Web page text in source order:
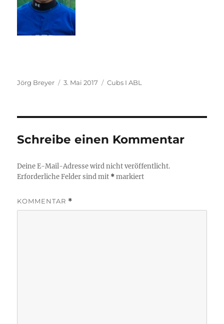
Autor
Jörg Breyer
Veröffentlicht
3. Mai 2017 Kategorien
Cubs I ABL
Schreibe einen Kommentar
Deine E-Mail-Adresse wird nicht veröffentlicht.
Erforderliche Felder sind mit *markiert
KOMMENTAR *